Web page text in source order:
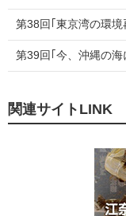
第38回｢東京湾の環境
第39回｢今、沖縄の
関連サイトLINK